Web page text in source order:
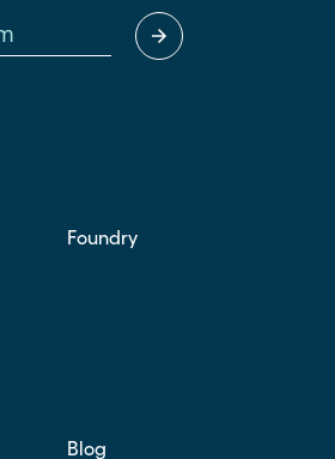
Foundry
Blog